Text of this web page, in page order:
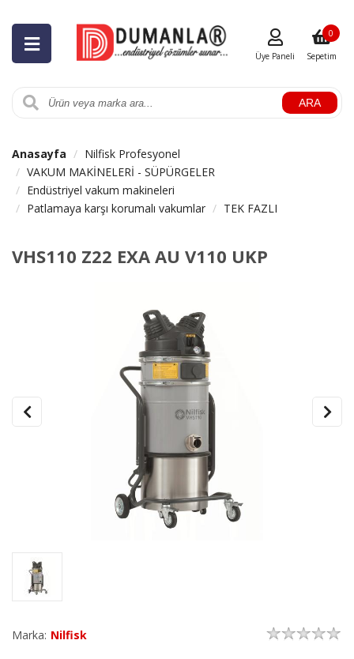
ARA
Üye Paneli Sepetim
0
Anasayfa
Nilfisk Profesyonel
VAKUM MAKİNELERİ - SÜPÜRGELER
Endüstriyel vakum makineleri
Patlamaya karşı korumalı vakumlar
TEK FAZLI
VHS110 Z22 EXA AU V110 UKP
Marka: Nilfisk